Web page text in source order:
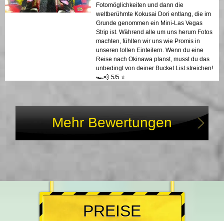
Fotomöglichkeiten und dann die
weltberühmte Kokusai Dori entlang, die im
Grunde genommen ein Mini-Las Vegas
Strip ist. Während alle um uns herum Fotos
machten, fühlten wir uns wie Promis in
unseren tollen Einteilern. Wenn du eine
Reise nach Okinawa planst, musst du das
unbedingt von deiner Bucket List streichen!
🏎️💨 5/5 ⭐️
Mehr Bewertungen
PREISE